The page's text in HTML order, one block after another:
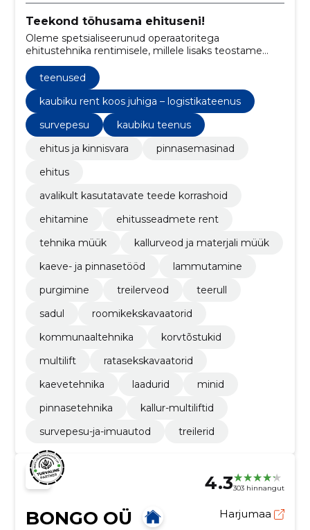
Teekond tõhusama ehituseni!
Oleme spetsialiseerunud operaatoritega
ehitustehnika rentimisele, millele lisaks teostame
lammutustöid, kaeve- ja mullatöid, teetöid ja
territooriumite hoolduskoristust.
teenused
kaubiku rent koos juhiga – logistikateenus
survepesu
kaubiku teenus
ehitus ja kinnisvara
pinnasemasinad
ehitus
avalikult kasutatavate teede korrashoid
ehitamine
ehitusseadmete rent
tehnika müük
kallurveod ja materjali müük
kaeve- ja pinnasetööd
lammutamine
purgimine
treilerveod
teerull
sadul
roomikekskavaatorid
kommunaaltehnika
korvtõstukid
multilift
ratasekskavaatorid
kaevetehnika
laadurid
minid
pinnasetehnika
kallur-multiliftid
survepesu-ja-imuautod
treilerid
4.3303 hinnangut
BONGO OÜ Harjumaa